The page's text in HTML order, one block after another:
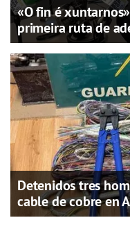
«O fin é
primeira ruta de
Detenidos tres
cable de cobre en